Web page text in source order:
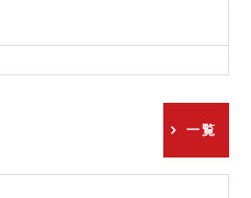
一覧